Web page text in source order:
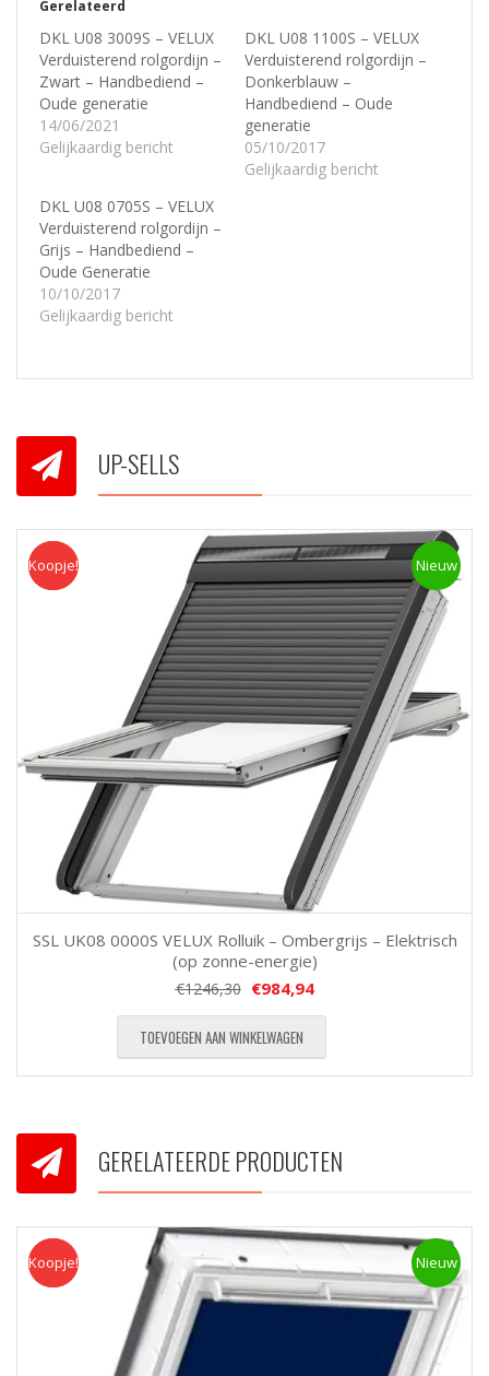
Gerelateerd
DKL U08 3009S – VELUX
Verduisterend rolgordijn –
Zwart – Handbediend –
Oude generatie
14/06/2021
Gelijkaardig bericht
DKL U08 1100S – VELUX
Verduisterend rolgordijn –
Donkerblauw –
Handbediend – Oude
generatie
05/10/2017
Gelijkaardig bericht
DKL U08 0705S – VELUX
Verduisterend rolgordijn –
Grijs – Handbediend –
Oude Generatie
10/10/2017
Gelijkaardig bericht
UP-SELLS
Koopje Nieuw
Koopje!
SSL UK08 0000S VELUX Rolluik – Ombergrijs – Elektrisch
(op zonne-energie)
€1246,30 €984,94
TOEVOEGEN AAN WINKELWAGEN
GERELATEERDE PRODUCTEN
Koopje Nieuw
Koopje!